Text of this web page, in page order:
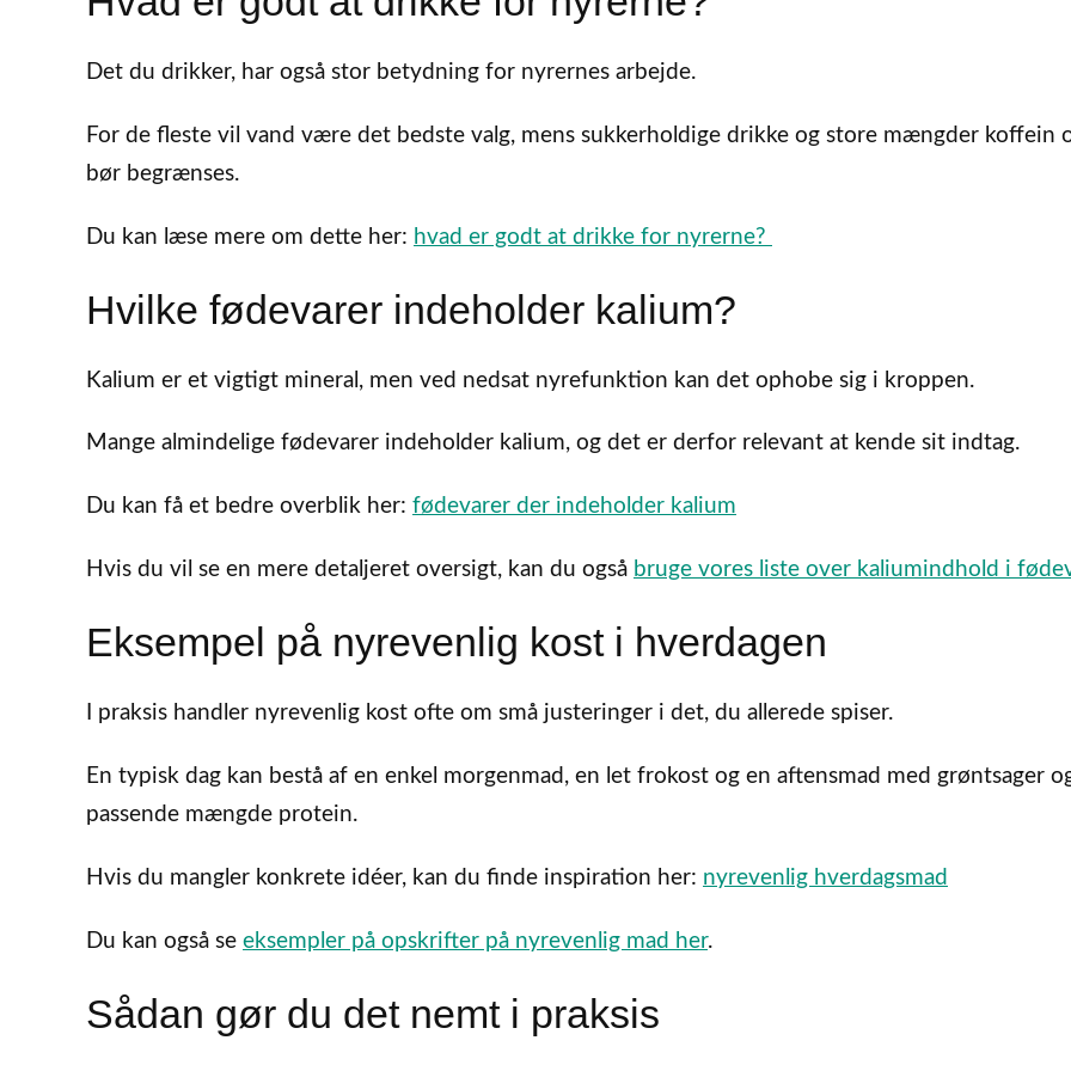
Det du drikker, har også stor betydning for nyrernes arbejde.
For de fleste vil vand være det bedste valg, mens sukkerholdige drikke og store mængder koffein
bør begrænses.
Du kan læse mere om dette her: hvad er godt at drikke for nyrerne?
Hvilke fødevarer indeholder kalium?
Kalium er et vigtigt mineral, men ved nedsat nyrefunktion kan det ophobe sig i kroppen.
Mange almindelige fødevarer indeholder kalium, og det er derfor relevant at kende sit indtag.
Du kan få et bedre overblik her: fødevarer der indeholder kalium
Hvis du vil se en mere detaljeret oversigt, kan du også bruge vores liste over kaliumindhold i
Eksempel på nyrevenlig kost i hverdagen
I praksis handler nyrevenlig kost ofte om små justeringer i det, du allerede spiser.
En typisk dag kan bestå af en enkel morgenmad, en let frokost og en aftensmad med grøntsager
passende mængde protein.
Hvis du mangler konkrete idéer, kan du finde inspiration her: nyrevenlig hverdagsmad
Du kan også se eksempler på opskrifter på nyrevenlig mad her.
Sådan gør du det nemt i praksis